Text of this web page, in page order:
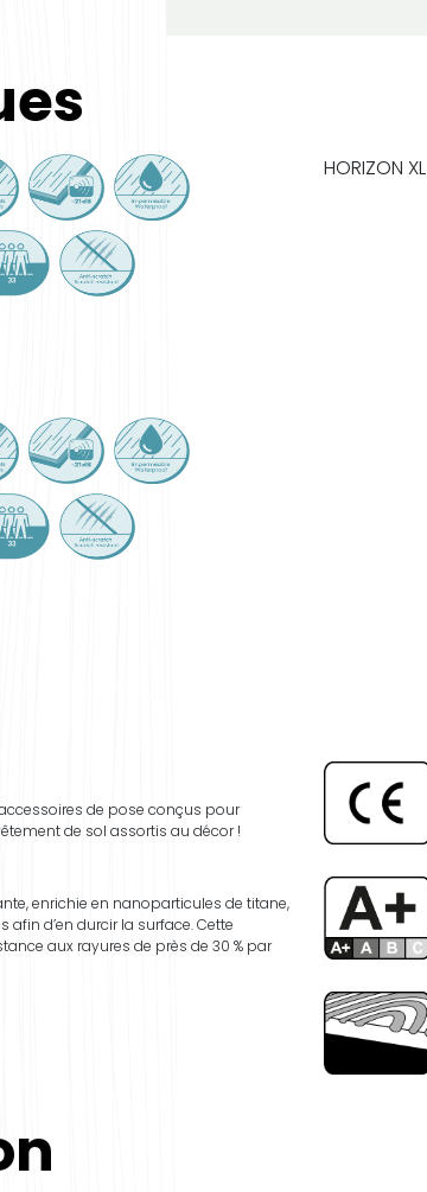
HORIZON XL
de pose conçus pour
de sol assortis au décor !
enrichie en nanoparticules de titane,
d’en durcir la surface. Cette
aux rayures de près de 30 % par